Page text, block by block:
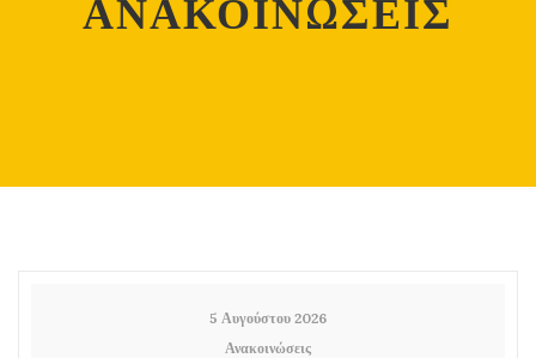
ΑΝΑΚΟΙΝΩΣΕΙΣ
5 Αυγούστου 2026
Ανακοινώσεις